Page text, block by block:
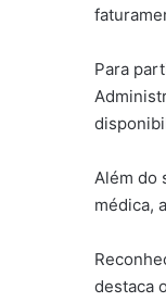
Para
Além do
médica,
destaca